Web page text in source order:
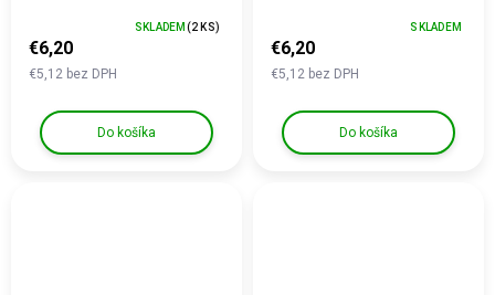
€5,12 bez DPH
€6,20
SKLADEM (2 KS)
Do košíka
€5,12 bez DPH
€6,20
SKLADEM
Do košíka